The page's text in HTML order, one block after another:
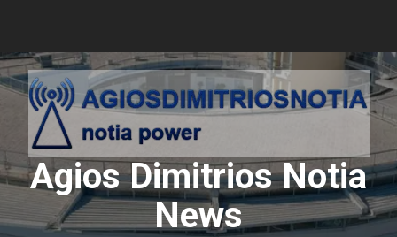
Agios Dimitrios Notia
News